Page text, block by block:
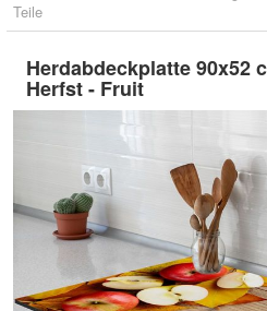
Teile
Herdabdeckplatte 90x52
Herfst - Fruit